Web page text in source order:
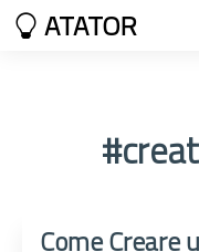
ATATOR
Come Creare